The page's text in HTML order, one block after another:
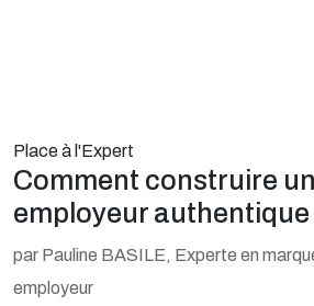
Place à l'Expert
Comment construire
employeur
par Pauline BASILE, Experte en
employeur